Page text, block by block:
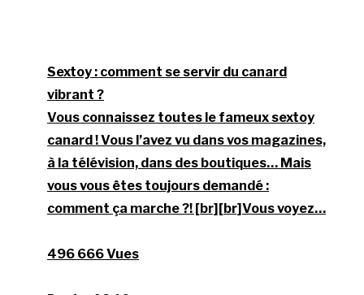
Sextoy : comment se servir du canard
vibrant ?
Vous connaissez toutes le fameux sextoy
canard ! Vous l’avez vu dans vos magazines,
à la télévision, dans des boutiques… Mais
vous vous êtes toujours demandé :
comment ça marche ?! [br][br]Vous voyez…
496 666 Vues